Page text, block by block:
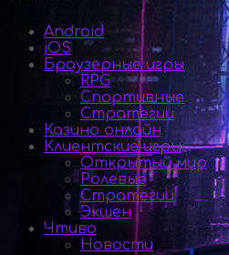
Android
iOS
Браузерные игры
RPG
Спортивные
Стратегии
Казино онлайн
Клиентские игры
Открытый мир
Ролевые
Стратегии
Экшен
Чтиво
Новости